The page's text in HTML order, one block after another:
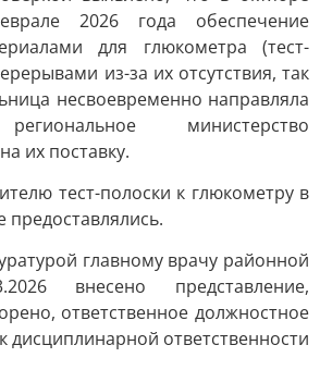
2026 года обеспечение
для глюкометра (тест-
из-за их отсутствия, так
несвоевременно направляла
министерство
их поставку.
тест-полоски к глюкометру в
главному врачу районной
внесено представление,
ответственное должностное
дисциплинарной ответственности